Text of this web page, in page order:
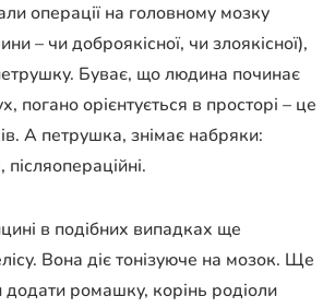
операції на головному мозку
– чи доброякісної, чи злоякісної),
Буває, що людина починає
погано орієнтується в просторі – це
А петрушка, знімає набряки:
в подібних випадках ще
Вона діє тонізуюче на мозок. Ще
ромашку, корінь родіоли